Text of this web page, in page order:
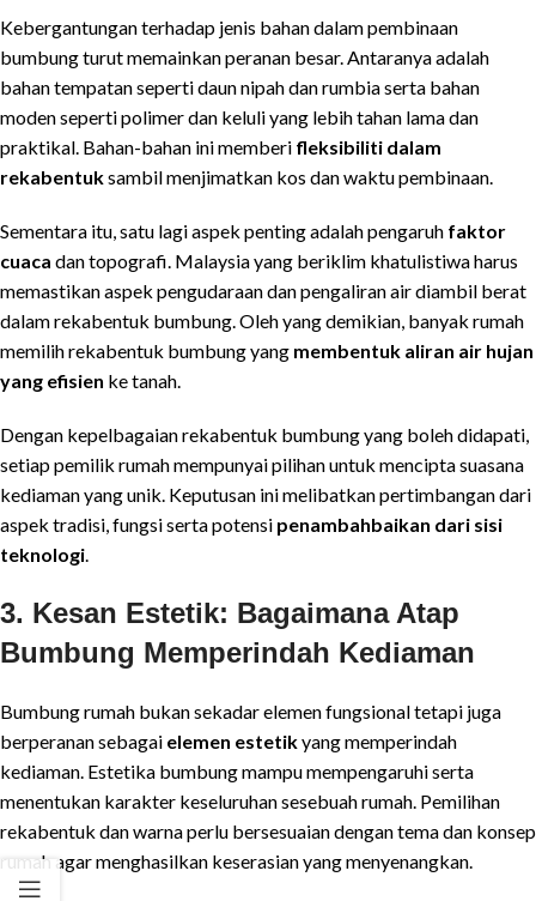
Kebergantungan terhadap jenis bahan dalam pembinaan
bumbung turut memainkan peranan besar. Antaranya adalah
bahan tempatan seperti daun nipah dan rumbia serta bahan
moden seperti polimer dan keluli yang lebih tahan lama dan
praktikal. Bahan-bahan ini memberi fleksibiliti dalam
rekabentuksambil menjimatkan kos dan waktu pembinaan.
Sementara itu, satu lagi aspek penting adalah pengaruh faktor
cuaca dan topografi. Malaysia yang beriklim khatulistiwa harus
memastikan aspek pengudaraan dan pengaliran air diambil berat
dalam rekabentuk bumbung. Oleh yang demikian, banyak rumah
memilih rekabentuk bumbung yang membentuk aliran air hujan
yang efisien ke tanah.
Dengan kepelbagaian rekabentuk bumbung yang boleh didapati,
setiap pemilik rumah mempunyai pilihan untuk mencipta suasana
kediaman yang unik. Keputusan ini melibatkan pertimbangan dari
aspek tradisi, fungsi serta potensi penambahbaikan dari sisi
teknologi
3. Kesan Estetik: Bagaimana Atap
Bumbung Memperindah Kediaman
Bumbung rumah bukan sekadar elemen fungsional tetapi juga
berperanan sebagai elemen estetikyang memperindah
kediaman. Estetika bumbung mampu mempengaruhi serta
menentukan karakter keseluruhan sesebuah rumah. Pemilihan
rekabentuk dan warna perlu bersesuaian dengan tema dan konsep
rumah agar menghasilkan keserasian yang menyenangkan.